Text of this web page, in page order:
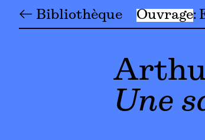
← Bibliothèque Ouvrage
Une